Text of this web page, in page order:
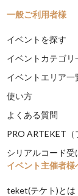
一般ご利用者様
イベントを探す
イベントカテゴリ
イベントエリア一
使い方
よくある質問
PRO ARTEKET（
シリアルコード受
イベント主催者様
teket(テケト)とは